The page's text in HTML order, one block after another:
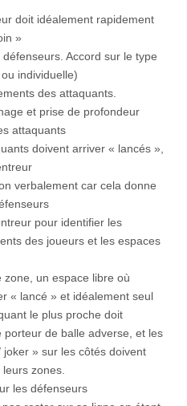
doit idéalement rapidement
»
Accord sur le type
individuelle)
des attaquants.
et prise de profondeur
attaquants
doivent arriver « lancés »,
verbalement car cela donne
pour identifier les
des joueurs et les espaces
un espace libre où
« lancé » et idéalement seul
le plus proche doit
de balle adverse, et les
» sur les côtés doivent
zones.
les défenseurs